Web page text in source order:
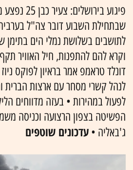
פיגוע
שבתחילת השבוע דובר צה"ל
לתושבים בשלושת נמלי הים בתימן
וקרא להם להתפנות, חיל האוויר
דונלד טראמפ אמר בראיון לפוקס ניוז
לנהל קשרי מסחר עם ארצות הברית
לפעול במהירות • בעזה מדווחים
הפשיטה בצפון הרצועה וכניסה
ג'באליה • עדכונים שוטפים